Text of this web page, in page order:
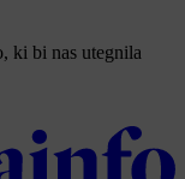
ki bi nas utegnila